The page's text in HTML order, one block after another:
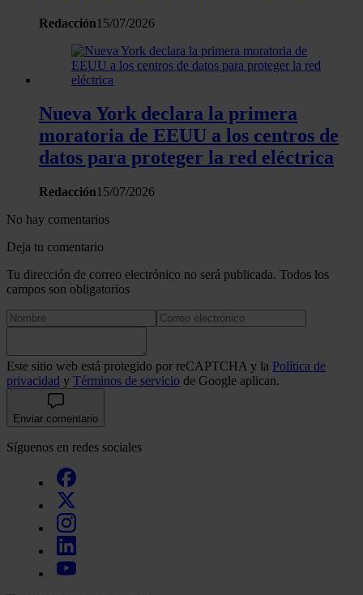
Redacción15/07/2026
Nueva York declara la primera
moratoria de EEUU a los centros de
datos para proteger la red eléctrica
Redacción15/07/2026
No hay comentarios
Deja tu comentario
Tu dirección de correo electrónico no será publicada. Todos los
campos son obligatorios
Este sitio web está protegido por reCAPTCHA y la Política de
privacidad y Términos de servicio de Google aplican.
Enviar comentario
Síguenos en redes sociales